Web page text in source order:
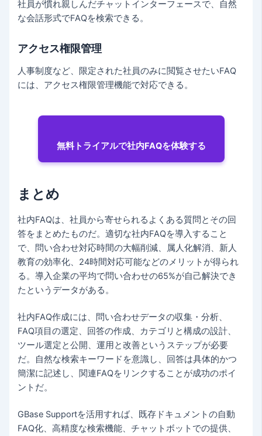
社員が慣れ親しんだチャットインターフェースで、自然
な会話形式でFAQを検索できる。
アクセス権限管理
人事制度など、限定された社員のみに閲覧させたいFAQ
には、アクセス権限管理機能で対応できる。
無料トライアルで社内FAQを体験する
まとめ
社内FAQは、社員から寄せられるよくある質問とその回
答をまとめたものだ。適切な社内FAQを導入すること
で、問い合わせ対応時間の大幅削減、属人化解消、新人
教育の効率化、24時間対応可能などのメリットが得られ
る。導入企業の平均で問い合わせの65%が自己解決でき
たというデータがある。
社内FAQ作成には、問い合わせデータの収集・分析、
FAQ項目の選定、回答の作成、カテゴリと構成の設計、
ツール選定と公開、運用と改善というステップが必要
だ。自然な検索キーワードを意識し、回答は具体的かつ
簡潔に記述し、関連FAQをリンクすることが成功のポイ
ントだ。
GBase Supportを活用すれば、既存ドキュメントの自動
FAQ化、高精度な検索機能、チャットボットでの提供、